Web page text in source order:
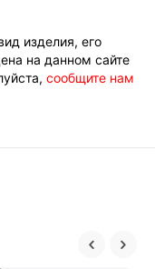
изделия, его
на данном сайте
сообщите нам